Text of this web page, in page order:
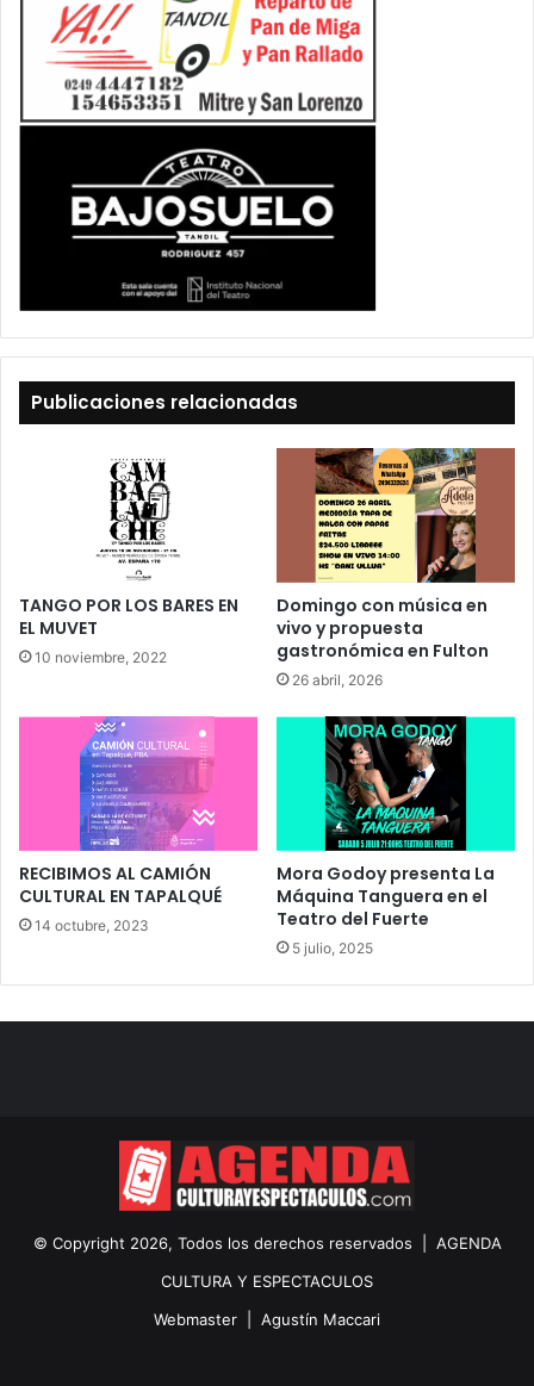
Publicaciones relacionadas
TANGO POR LOS BARES EN
EL MUVET
10 noviembre, 2022
Domingo con música en
vivo y propuesta
gastronómica en Fulton
26 abril, 2026
RECIBIMOS AL CAMIÓN
CULTURAL EN TAPALQUÉ
14 octubre, 2023
Mora Godoy presenta La
Máquina Tanguera en el
Teatro del Fuerte
5 julio, 2025
© Copyright 2026, Todos los derechos reservados | AGENDA
CULTURA Y ESPECTACULOS
Webmaster | Agustín Maccari